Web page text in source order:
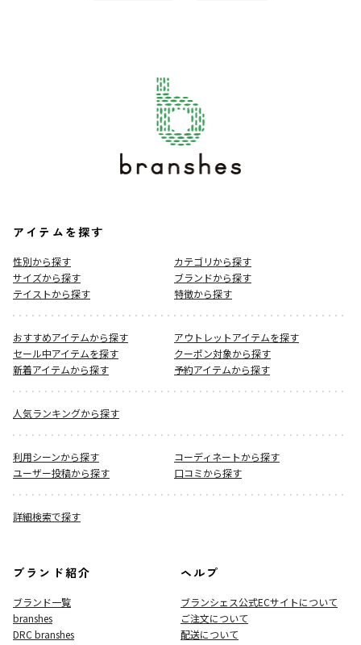
アイテムを探す
性別から探す
カテゴリから探す
サイズから探す
ブランドから探す
テイストから探す
特徴から探す
おすすめアイテムから探す
アウトレットアイテムを探す
セール中アイテムを探す
クーポン対象から探す
新着アイテムから探す
予約アイテムから探す
人気ランキングから探す
利用シーンから探す
コーディネートから探す
ユーザー投稿から探す
口コミから探す
詳細検索で探す
ブランド紹介
ブランド一覧
branshes
DRC branshes
ヘルプ
ブランシェス公式ECサイトについて
ご注文について
配送について